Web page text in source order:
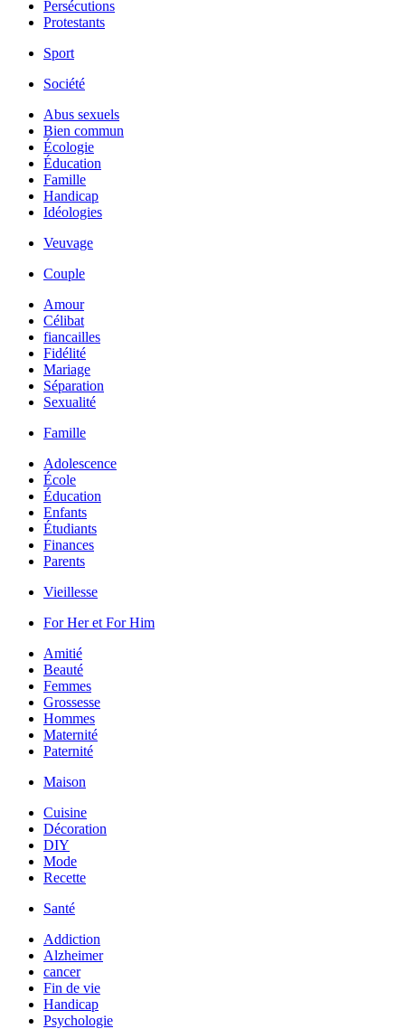
Persécutions
Protestants
Sport
Société
Abus sexuels
Bien commun
Écologie
Éducation
Famille
Handicap
Idéologies
Veuvage
Couple
Amour
Célibat
fiancailles
Fidélité
Mariage
Séparation
Sexualité
Famille
Adolescence
École
Éducation
Enfants
Étudiants
Finances
Parents
Vieillesse
For Her et For Him
Amitié
Beauté
Femmes
Grossesse
Hommes
Maternité
Paternité
Maison
Cuisine
Décoration
DIY
Mode
Recette
Santé
Addiction
Alzheimer
cancer
Fin de vie
Handicap
Psychologie